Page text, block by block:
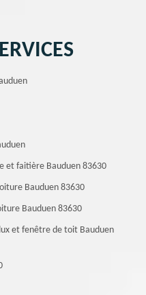
et faitière Bauduen 83630
Bauduen 83630
Bauduen 83630
et fenêtre de toit Bauduen